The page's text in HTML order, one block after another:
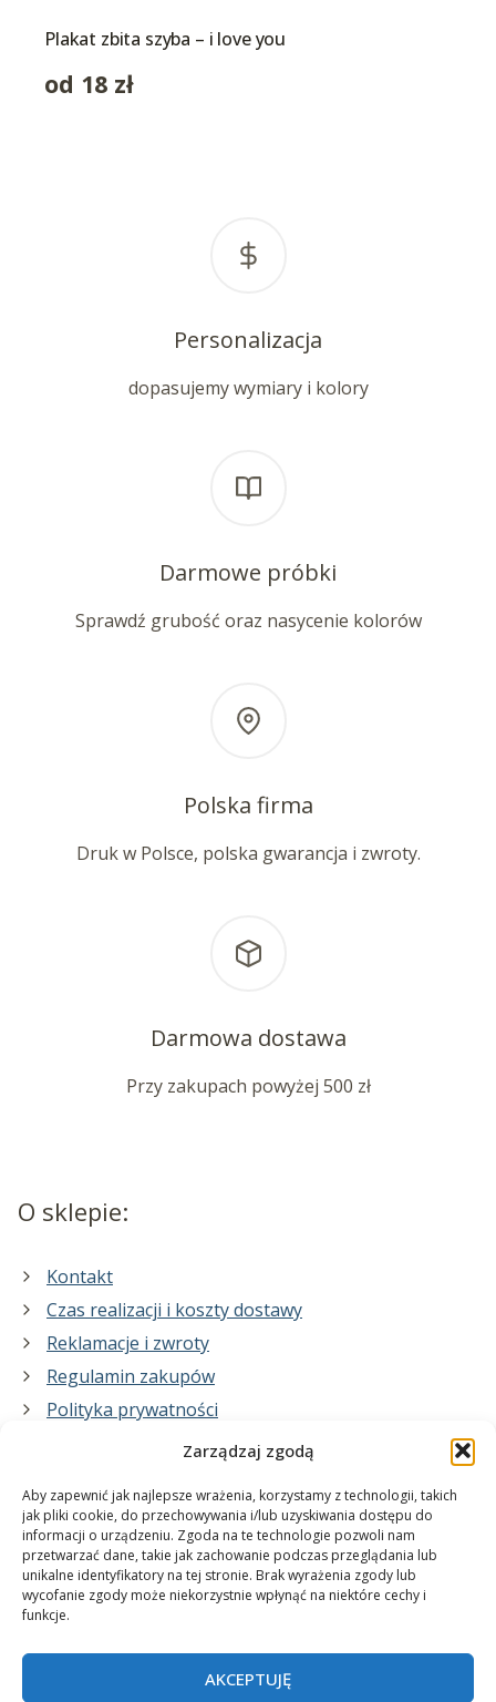
Zarządzaj zgodą
Aby zapewnić jak najlepsze wrażenia, korzystamy z technologii, takich
jak pliki cookie, do przechowywania i/lub uzyskiwania dostępu do
informacji o urządzeniu. Zgoda na te technologie pozwoli nam
przetwarzać dane, takie jak zachowanie podczas przeglądania lub
unikalne identyfikatory na tej stronie. Brak wyrażenia zgody lub
wycofanie zgody może niekorzystnie wpłynąć na niektóre cechy i
funkcje.
AKCEPTUJĘ
Plakat zbita szyba – i love you
od 18 zł
Personalizacja
dopasujemy wymiary i kolory
Darmowe próbki
Sprawdź grubość oraz nasycenie kolorów
Polska firma
Druk w Polsce, polska gwarancja i zwroty.
Darmowa dostawa
Przy zakupach powyżej 500 zł
O sklepie:
Kontakt
Czas realizacji i koszty dostawy
Reklamacje i zwroty
Regulamin zakupów
Polityka prywatności
Co zrobimy dla Ciebie:
projekty plakatów na zamówienie
wydrukuj swój plakat